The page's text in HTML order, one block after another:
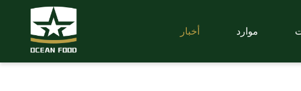
موارد أخبار